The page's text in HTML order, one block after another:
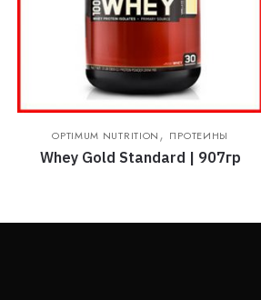
OPTIMUM NUTRITION , ПРОТЕИНЫ
Whey Gold Standard | 907гр